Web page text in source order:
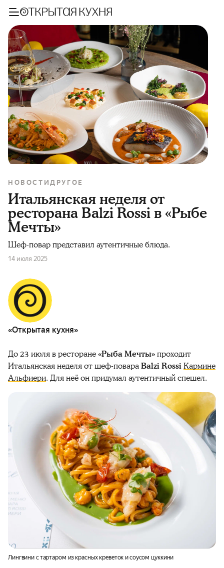
НОВОСТИДРУГОЕ
Итальянская неделя от
ресторана Balzi Rossi в «Рыбе
Мечты»
Шеф-повар представил аутентичные блюда.
14 июля 2025
«Открытая кухня»
До 23 июля в ресторане«Рыба Мечты»проходит
Итальянская неделя от шеф-повараBalzi RossiКармине
Альфиери. Для неё он придумал аутентичный спешел.
Лингвини с тартаром из красных креветок и соусом цуккини